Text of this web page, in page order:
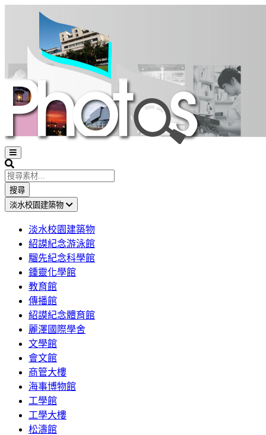
Open
sidebar
Search
搜尋
淡水校園建築物
淡水校園建築物
紹謨紀念游泳館
騮先紀念科學館
鍾靈化學館
教育館
傳播館
紹謨紀念體育館
麗澤國際學舍
文學館
會文館
商管大樓
海事博物館
工學館
工學大樓
松濤館